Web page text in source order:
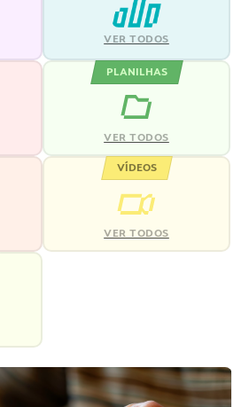
VER TODOS
PLANILHAS
VER TODOS
VÍDEOS
VER TODOS